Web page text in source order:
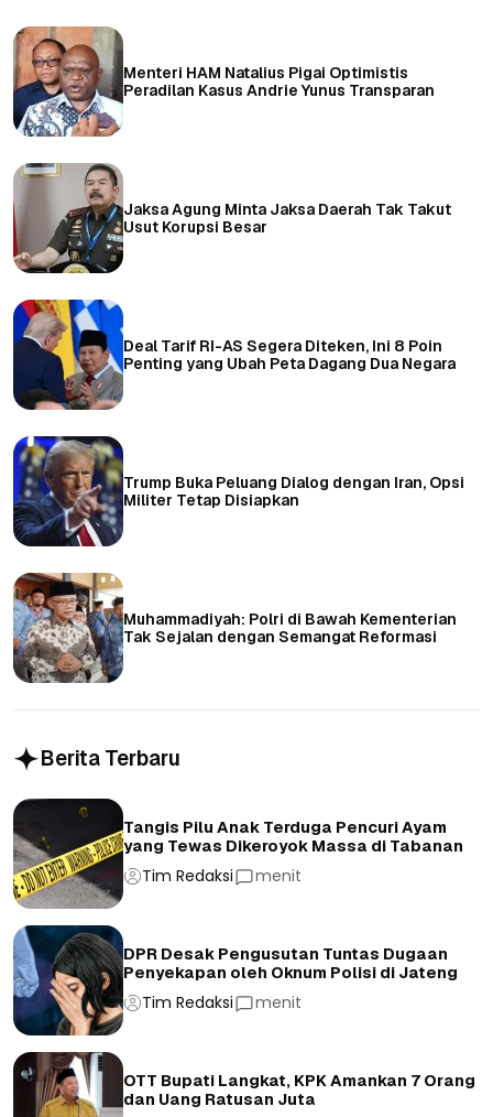
Menteri HAM Natalius Pigai Optimistis
Peradilan Kasus Andrie Yunus Transparan
Jaksa Agung Minta Jaksa Daerah Tak Takut
Usut Korupsi Besar
Deal Tarif RI-AS Segera Diteken, Ini 8 Poin
Penting yang Ubah Peta Dagang Dua Negara
Trump Buka Peluang Dialog dengan Iran, Opsi
Militer Tetap Disiapkan
Muhammadiyah: Polri di Bawah Kementerian
Tak Sejalan dengan Semangat Reformasi
Berita Terbaru
Tangis Pilu Anak Terduga Pencuri Ayam
yang Tewas Dikeroyok Massa di Tabanan
Tim Redaksi menit
DPR Desak Pengusutan Tuntas Dugaan
Penyekapan oleh Oknum Polisi di Jateng
Tim Redaksi menit
OTT Bupati Langkat, KPK Amankan 7 Orang
dan Uang Ratusan Juta